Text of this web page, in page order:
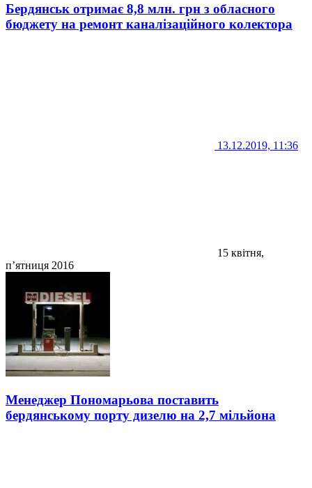
Бердянськ отримає 8,8 млн. грн з обласного
бюджету на ремонт каналізаційного колектора
13.12.2019, 11:36
15 квітня,
п’ятниця 2016
Менеджер Пономарьова поставить
бердянському порту дизелю на 2,7 мільйона